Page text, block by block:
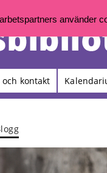
kontakt
använder